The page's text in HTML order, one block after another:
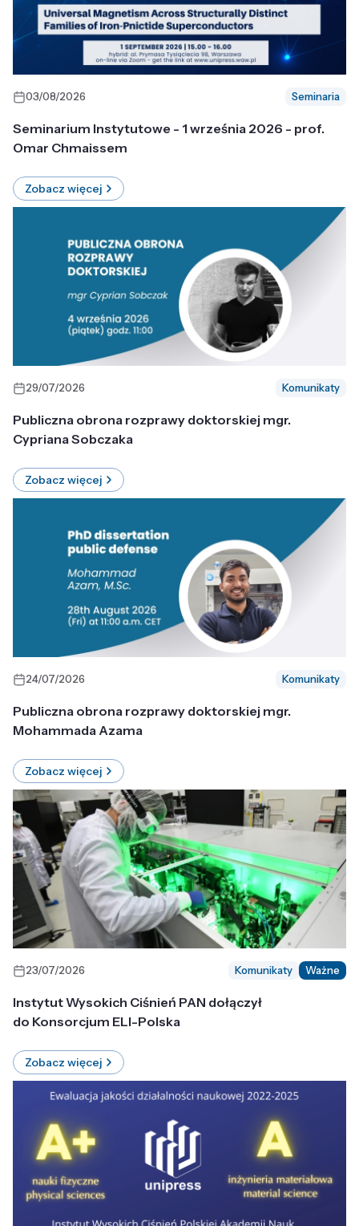
03/08/2026 Seminaria
Seminarium Instytutowe - 1 września 2026 - prof.
Omar Chmaissem
Zobacz więcej
29/07/2026 Komunikaty
Publiczna obrona rozprawy doktorskiej mgr.
Cypriana Sobczaka
Zobacz więcej
24/07/2026 Komunikaty
Publiczna obrona rozprawy doktorskiej mgr.
Mohammada Azama
Zobacz więcej
23/07/2026 Komunikaty Ważne
Instytut Wysokich Ciśnień PAN dołączył
do Konsorcjum ELI-Polska
Zobacz więcej